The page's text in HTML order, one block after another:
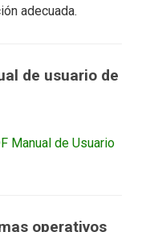
adecuada.
de usuario de
Manual de Usuario
operativos